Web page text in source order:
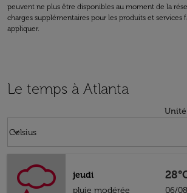
peuvent ne plus être disponibles au moment de la
charges supplémentaires pour les produits et services
appliquer.
Le temps à Atlanta
Celsius
keyboard_arrow_down
jeudi
pluie modérée
06/